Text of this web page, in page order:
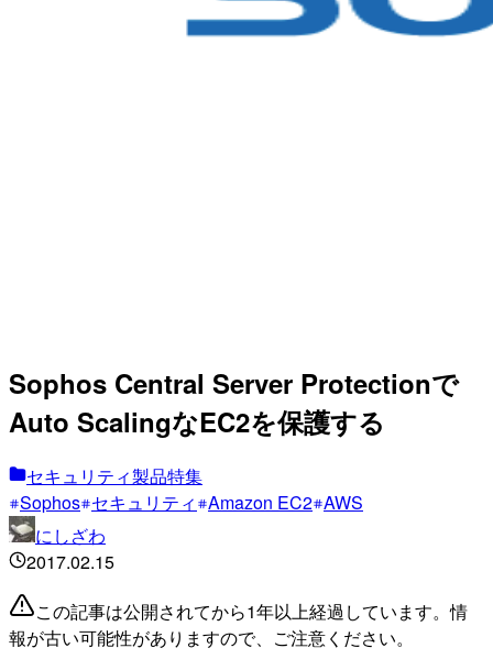
Sophos Central Server Protectionで
Auto ScalingなEC2を保護する
セキュリティ製品特集
Sophos セキュリティ Amazon EC2 AWS
にしざわ
2017.02.15
この記事は公開されてから1年以上経過しています。情
報が古い可能性がありますので、ご注意ください。